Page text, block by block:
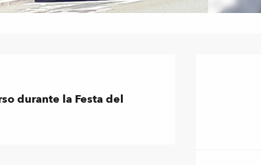
durante la Festa del